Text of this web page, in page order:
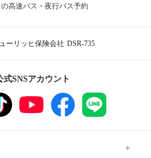
高速バス・夜行バス予約
ーリッヒ保険会社 DSR-735
SNSアカウント